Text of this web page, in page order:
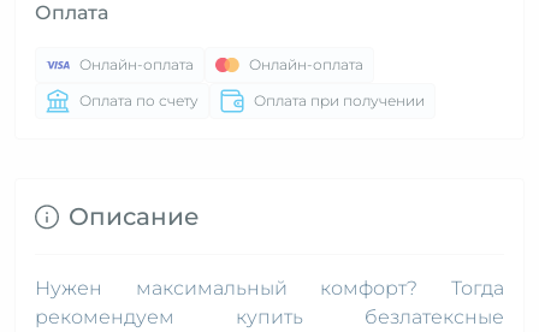
Оплата
Онлайн-оплата
Онлайн-оплата
Оплата по счету
Оплата при получении
Описание
Нужен максимальный комфорт? Тогда
рекомендуем купить безлатексные